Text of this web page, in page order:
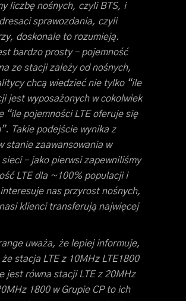
liczbę nośnych, czyli BTS, i
sprawozdania, czyli
doskonale to rozumieją.
bardzo prosty – pojemność
ze stacji zależy od nośnych,
chcą wiedzieć nie tylko “ile
jest wyposażonych w cokolwiek
“ile pojemności LTE oferuje się
Takie podejście wynika z
stanie zaawansowania w
sieci – jako pierwsi zapewniliśmy
LTE dla ~100% populacji i
nas przyrost nośnych,
klienci transferują najwięcej
uważa, że lepiej informuje,
stacja LTE z 10MHz LTE1800
jest równa stacji LTE z 20MHz
1800 w Grupie CP to ich